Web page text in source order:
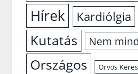
Hírek Kardiólgia
Kutatás Nem
Országos Orvos